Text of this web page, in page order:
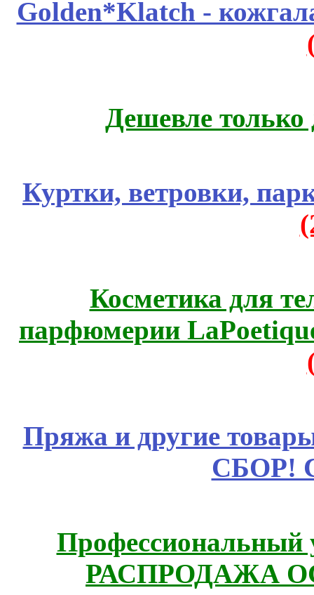
Golden*Klatch -
Дешевле
Куртки, ветровки,
Косметика для
парфюмерии
Пряжа и другие
СБОР!
Профессиональный
РАСПРОДАЖА